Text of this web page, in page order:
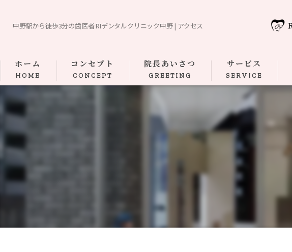
中野駅から徒歩3分の歯医者 RIデンタルクリニック中野 | アクセス
ホーム
HOME
コンセプト
CONCEPT
院長あいさつ
GREETING
サービス
SERVICE